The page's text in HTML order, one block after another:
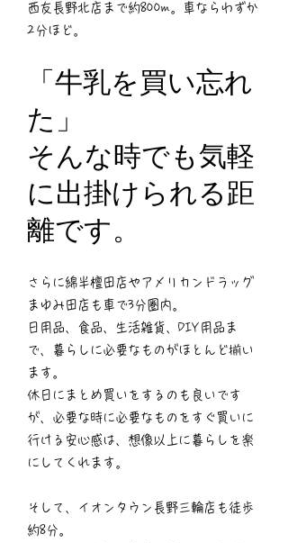
西友長野北店まで約800m。車ならわずか
2分ほど。
「牛乳を買い忘れ
た」
そんな時でも気軽
に出掛けられる距
離です。
さらに綿半檀田店やアメリカンドラッグ
まゆみ田店も車で3分圏内。
日用品、食品、生活雑貨、DIY用品ま
で、暮らしに必要なものがほとんど揃い
ます。
休日にまとめ買いをするのも良いです
が、必要な時に必要なものをすぐ買いに
行ける安心感は、想像以上に暮らしを楽
にしてくれます。
そして、イオンタウン長野三輪店も徒歩
約8分。